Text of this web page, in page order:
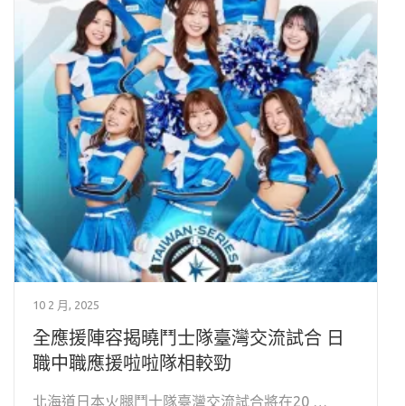
10 2 月, 2025
全應援陣容揭曉鬥士隊臺灣交流試合 日
職中職應援啦啦隊相較勁
北海道日本火腿鬥士隊臺灣交流試合將在20 …